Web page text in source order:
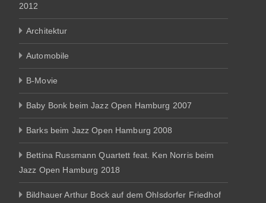
2012
Architektur
Automobile
B-Movie
Baby Bonk beim Jazz Open Hamburg 2007
Barks beim Jazz Open Hamburg 2008
Bettina Russmann Quartett feat. Ken Norris beim
Jazz Open Hamburg 2018
Bildhauer Arthur Bock auf dem Ohlsdorfer Friedhof